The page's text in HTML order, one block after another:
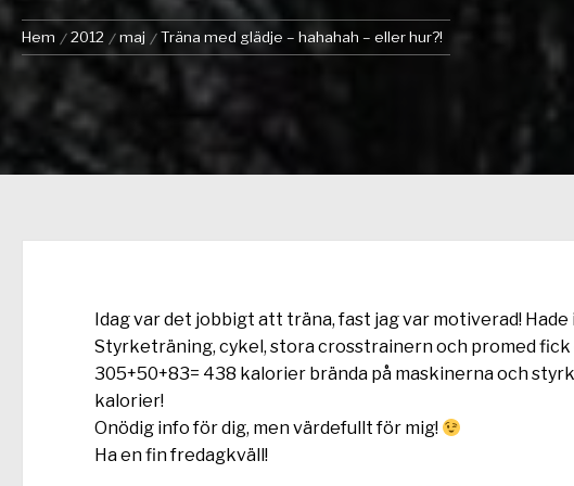
Hem 2012 maj Träna med glädje – hahahah – eller hur?!
Idag var det jobbigt att träna, fast jag var motiverad!
Styrketräning, cykel, stora crosstrainern och promed fick
305+50+83= 438 kalorier brända på maskinerna och
kalorier!
Onödig info för dig, men värdefullt för mig!
Ha en fin fredagkväll!